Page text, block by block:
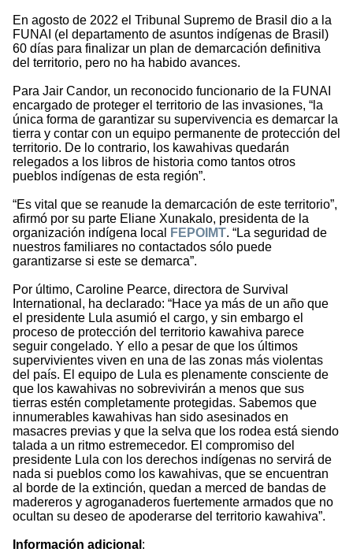
En agosto de 2022 el Tribunal Supremo de Brasil dio a la
FUNAI (el departamento de asuntos indígenas de Brasil)
60 días para finalizar un plan de demarcación definitiva
del territorio, pero no ha habido avances.
Para Jair Candor, un reconocido funcionario de la FUNAI
encargado de proteger el territorio de las invasiones, “la
única forma de garantizar su supervivencia es demarcar la
tierra y contar con un equipo permanente de protección del
territorio. De lo contrario, los kawahivas quedarán
relegados a los libros de historia como tantos otros
pueblos indígenas de esta región”.
“Es vital que se reanude la demarcación de este territorio”,
afirmó por su parte Eliane Xunakalo, presidenta de la
organización indígena local
FEPOIMT. “La seguridad de
nuestros familiares no contactados sólo puede
garantizarse si este se demarca”.
Por último, Caroline Pearce, directora de Survival
International, ha declarado: “Hace ya más de un año que
el presidente Lula asumió el cargo, y sin embargo el
proceso de protección del territorio kawahiva parece
seguir congelado. Y ello a pesar de que los últimos
supervivientes viven en una de las zonas más violentas
del país. El equipo de Lula es plenamente consciente de
que los kawahivas no sobrevivirán a menos que sus
tierras estén completamente protegidas. Sabemos que
innumerables kawahivas han sido asesinados en
masacres previas y que la selva que los rodea está siendo
talada a un ritmo estremecedor. El compromiso del
presidente Lula con los derechos indígenas no servirá de
nada si pueblos como los kawahivas, que se encuentran
al borde de la extinción, quedan a merced de bandas de
madereros y agroganaderos fuertemente armados que no
ocultan su deseo de apoderarse del territorio kawahiva”.
Información adicional :